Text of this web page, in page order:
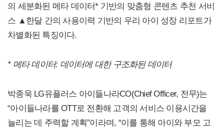
의 세분화된 메타 데이터* 기반의 맞춤형 콘텐츠 추천 서비
스 ▲한달 간의 사용이력 기반의 우리 아이 성장 리포트가
차별화된 특징이다.
* 메타 데이터: 데이터에 대한 구조화된 데이터
박종욱 LG유플러스 아이들나라CO(Chief Officer, 전무)는
“아이들나라를 OTT로 전환해 고객의 서비스 이용시간을
늘리는 데 주력할 계획”이라며, “이를 통해 아이와 부모 고